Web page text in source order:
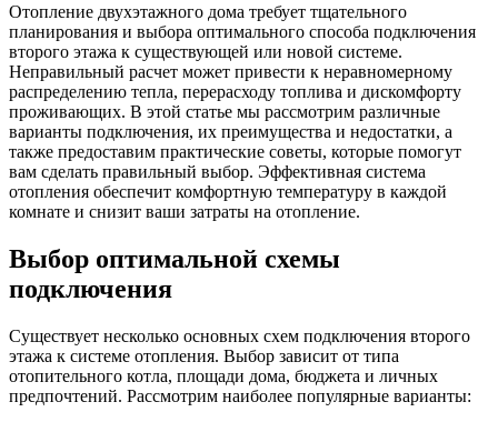
Отопление двухэтажного дома требует тщательного
планирования и выбора оптимального способа подключения
второго этажа к существующей или новой системе.
Неправильный расчет может привести к неравномерному
распределению тепла, перерасходу топлива и дискомфорту
проживающих. В этой статье мы рассмотрим различные
варианты подключения, их преимущества и недостатки, а
также предоставим практические советы, которые помогут
вам сделать правильный выбор. Эффективная система
отопления обеспечит комфортную температуру в каждой
комнате и снизит ваши затраты на отопление.
Выбор оптимальной схемы
подключения
Существует несколько основных схем подключения второго
этажа к системе отопления. Выбор зависит от типа
отопительного котла, площади дома, бюджета и личных
предпочтений. Рассмотрим наиболее популярные варианты: